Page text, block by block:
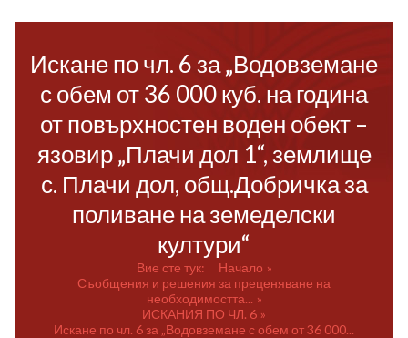
Искане по чл. 6 за „Водовземане
с обем от 36 000 куб. на година
от повърхностен воден обект –
язовир „Плачи дол 1“, землище
с. Плачи дол, общ.Добричка за
поливане на земеделски
култури“
Вие сте тук:
Начало
Съобщения и решения за преценяване на
необходимостта...
ИСКАНИЯ ПО ЧЛ. 6
Искане по чл. 6 за „Водовземане с обем от 36 000...